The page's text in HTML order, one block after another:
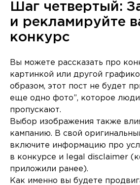
Шаг четвертый:
и рекламируйте
конкурс
Вы можете рассказать про
картинкой или другой
образом, этот пост не будет
еще одно фото”, которое люди
пропускают.
Выбор изображения также
кампанию. В свой
включите информацию про
в конкурсе и legal disclaimer
приложили ранее).
Как именно вы будете